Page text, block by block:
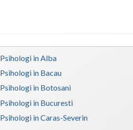
Psihologi in Alba
Psihologi in Bacau
Psihologi in Botosani
Psihologi in Bucuresti
Psihologi in Caras-Severin